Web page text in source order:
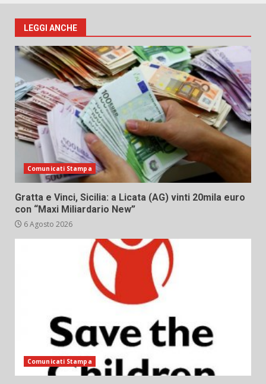
LEGGI ANCHE
Comunicati Stampa
Gratta e Vinci, Sicilia: a Licata (AG) vinti 20mila euro
con “Maxi Miliardario New”
6 Agosto 2026
Comunicati Stampa